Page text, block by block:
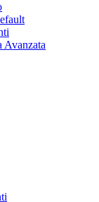
Avanzata